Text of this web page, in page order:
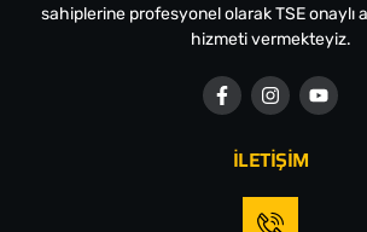
sahiplerine profesyonel olarak TSE onaylı
hizmeti vermekteyiz.
İLETİŞİM